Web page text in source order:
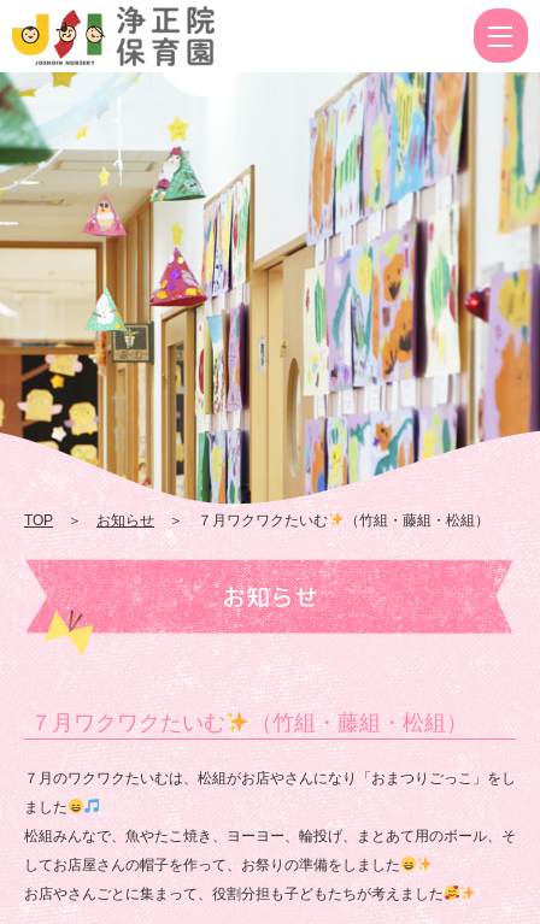
ワ
ク
ワ
ク
た
い
む
（竹
組・
藤
組・
松
組）
|
浄
正
院
保
育
園
TOP ＞お知らせ ＞ ７月ワクワクたいむ （竹組・藤組・松組）
お知らせ
７月ワクワクたいむ （竹組・藤組・松組）
７月のワクワクたいむは、松組がお店やさんになり「おまつりごっこ」をし
ました
松組みんなで、魚やたこ焼き、ヨーヨー、輪投げ、まとあて用のボール、そ
してお店屋さんの帽子を作って、お祭りの準備をしました
お店やさんごとに集まって、役割分担も子どもたちが考えました